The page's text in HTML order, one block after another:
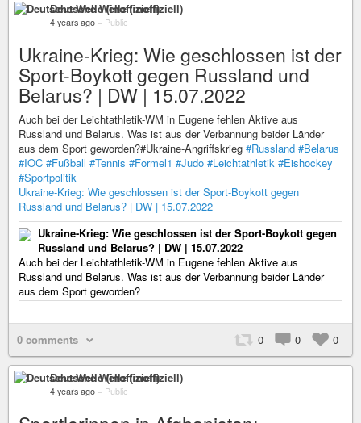
Deutsche Welle (inoffiziell)
4 years ago – Public
Ukraine-Krieg: Wie geschlossen ist der
Sport-Boykott gegen Russland und
Belarus? | DW | 15.07.2022
Auch bei der Leichtathletik-WM in Eugene fehlen Aktive aus
Russland und Belarus. Was ist aus der Verbannung beider Länder
aus dem Sport geworden?#Ukraine-Angriffskrieg #Russland #Belarus
#IOC #Fußball #Tennis #Formel1 #Judo #Leichtathletik #Eishockey
#Sportpolitik
Ukraine-Krieg: Wie geschlossen ist der Sport-Boykott gegen
Russland und Belarus? | DW | 15.07.2022
Ukraine-Krieg: Wie geschlossen ist der Sport-Boykott gegen
Russland und Belarus? | DW | 15.07.2022
Auch bei der Leichtathletik-WM in Eugene fehlen Aktive aus
Russland und Belarus. Was ist aus der Verbannung beider Länder
aus dem Sport geworden?
0 comments 0 0 0
Deutsche Welle (inoffiziell)
4 years ago – Public